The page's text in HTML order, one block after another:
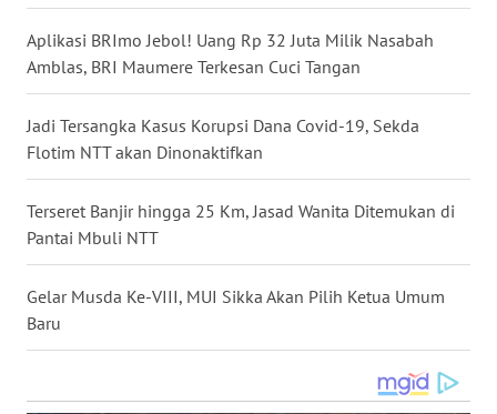
Aplikasi BRImo Jebol! Uang Rp 32 Juta Milik Nasabah
Amblas, BRI Maumere Terkesan Cuci Tangan
Jadi Tersangka Kasus Korupsi Dana Covid-19, Sekda
Flotim NTT akan Dinonaktifkan
Terseret Banjir hingga 25 Km, Jasad Wanita Ditemukan di
Pantai Mbuli NTT
Gelar Musda Ke-VIII, MUI Sikka Akan Pilih Ketua Umum
Baru
WN
JATIM
WN
BALI
WN
KALBAR
WN
KALTENG
KALTARA